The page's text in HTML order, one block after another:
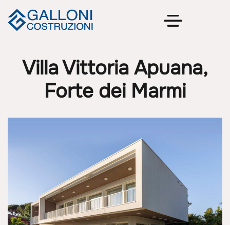
Villa Vittoria Apuana,
Forte dei Marmi